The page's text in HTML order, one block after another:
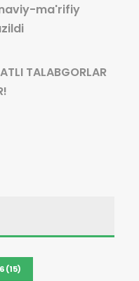
ma'rifiy
TALABGORLAR
(15)